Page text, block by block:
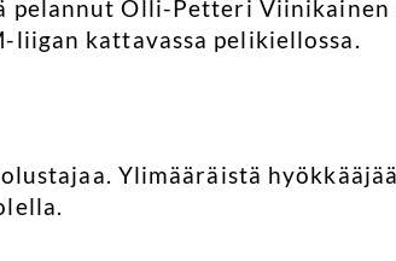
pelannut Olli-Petteri Viinikainen
liigan kattavassa pelikiellossa.
Ylimääräistä